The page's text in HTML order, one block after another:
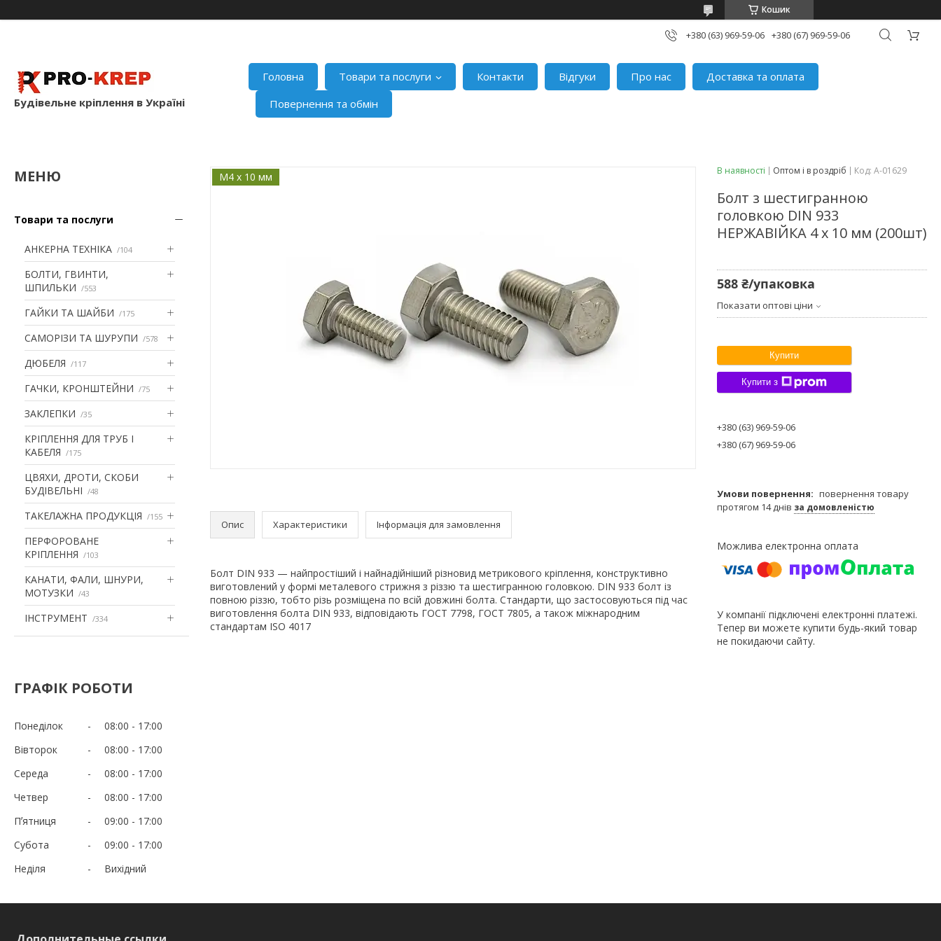
Кошик
+380 (63) 969-59-06 +380 (67) 969-59-06
Будівельне кріплення в Україні
Головна Товари та послуги Контакти Відгуки Про нас
Доставка та оплата
Повернення та обмін
Товари та послуги
АНКЕРНА ТЕХНІКА 104
БОЛТИ, ГВИНТИ,
ШПИЛЬКИ
553
ГАЙКИ ТА ШАЙБИ 175
САМОРІЗИ ТА ШУРУПИ 578
ДЮБЕЛЯ 117
ГАЧКИ, КРОНШТЕЙНИ 75
ЗАКЛЕПКИ 35
КРІПЛЕННЯ ДЛЯ ТРУБ І
КАБЕЛЯ
175
ЦВЯХИ, ДРОТИ, СКОБИ
БУДІВЕЛЬНІ
48
ТАКЕЛАЖНА ПРОДУКЦІЯ 155
ПЕРФОРОВАНЕ
КРІПЛЕННЯ
103
КАНАТИ, ФАЛИ, ШНУРИ,
МОТУЗКИ
43
ІНСТРУМЕНТ 334
ГРАФІК РОБОТИ
Понеділок 08:00
17:00
Вівторок
08:00
17:00
Середа
08:00
17:00
Четвер
08:00
17:00
Пʼятниця
09:00
17:00
Субота
09:00
17:00
Неділя
Вихідний
М4 x 10 мм
Опис Характеристики Інформація для замовлення
Болт DIN 933 — найпростіший і найнадійніший різновид метрикового кріплення, конструктивно
виготовлений у формі металевого стрижня з різзю та шестигранною головкою. DIN 933 болт із
повною різзю, тобто різь розміщена по всій довжині болта. Стандарти, що застосовуються під час
виготовлення болта DIN 933, відповідають ГОСТ 7798, ГОСТ 7805, а також міжнародним
стандартам ISO 4017
В наявності Оптом і в роздріб Код: A-01629
Болт з шестигранною
головкою DIN 933
НЕРЖАВІЙКА 4 х 10 мм (200шт)
588 ₴/упаковка
Показати оптові ціни
Купити
Купити з
+380 (63) 969-59-06
+380 (67) 969-59-06
повернення товару
протягом 14 днів за домовленістю
У компанії підключені електронні платежі.
Тепер ви можете купити будь-який товар
не покидаючи сайту.